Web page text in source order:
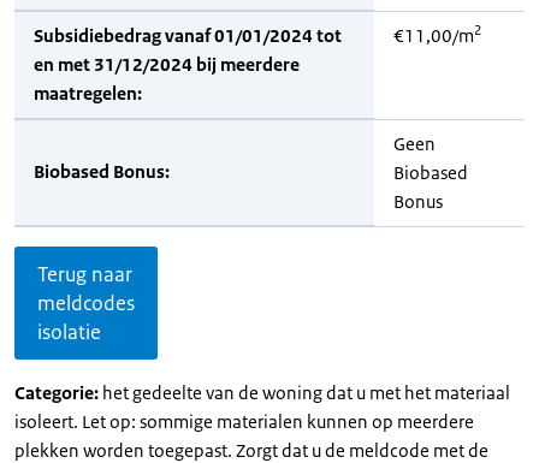
Subsidiebedrag vanaf 01/01/2024 tot
en met 31/12/2024 bij meerdere
maatregelen:
€11,00/m2
Biobased Bonus:
Geen
Biobased
Bonus
Terug naar
meldcodes
isolatie
Categorie: het gedeelte van de woning dat u met het materiaal
isoleert. Let op: sommige materialen kunnen op meerdere
plekken worden toegepast. Zorgt dat u de meldcode met de